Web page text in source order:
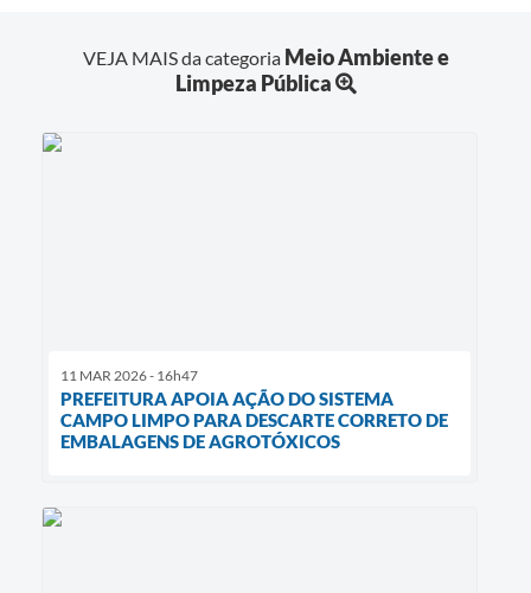
VEJA MAIS da categoria Meio Ambiente e
Limpeza Pública
11 MAR 2026 - 16h47
PREFEITURA APOIA AÇÃO DO SISTEMA
CAMPO LIMPO PARA DESCARTE CORRETO DE
EMBALAGENS DE AGROTÓXICOS